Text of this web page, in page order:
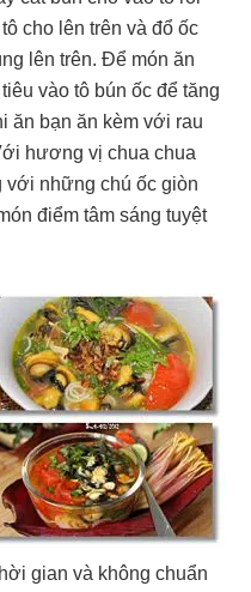
cho lên trên và đổ ốc
lên trên. Để món ăn
vào tô bún ốc để tăng
ăn bạn ăn kèm với rau
hương vị chua chua
với những chú ốc giòn
điểm tâm sáng tuyệt
gian và không chuẩn